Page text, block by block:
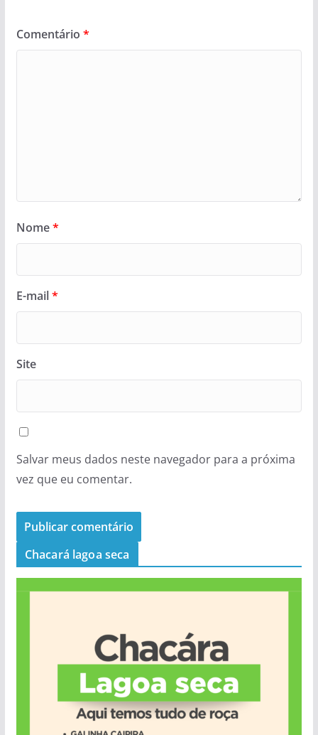
Comentário *
Nome*
E-mail*
Site
Salvar meus dados neste navegador para a próxima
vez que eu comentar.
Chacará lagoa seca